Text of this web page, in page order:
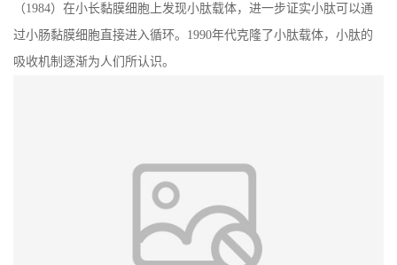
（1984）在小长黏膜细胞上发现小肽载体，进一步证实小肽可以通
过小肠黏膜细胞直接进入循环。1990年代克隆了小肽载体，小肽的
吸收机制逐渐为人们所认识。